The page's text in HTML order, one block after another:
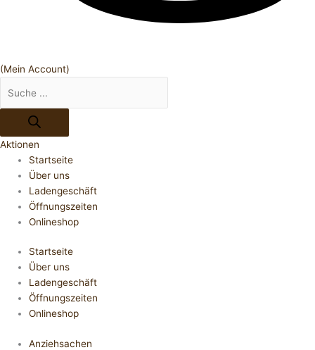
(Mein Account)
Aktionen
Startseite
Über uns
Ladengeschäft
Öffnungszeiten
Onlineshop
Startseite
Über uns
Ladengeschäft
Öffnungszeiten
Onlineshop
Anziehsachen